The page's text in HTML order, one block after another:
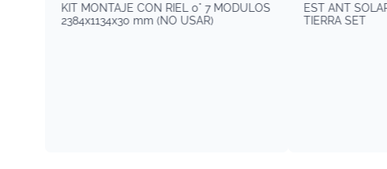
KIT MONTAJE CON RIEL 0° 7 MODULOS
2384x1134x30 mm (NO USAR)
EST ANT
TIERRA SET